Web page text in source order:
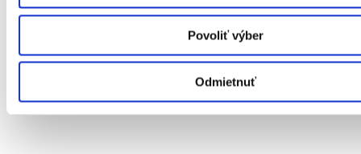
Povoliť výber
Odmietnuť
Drevené okná